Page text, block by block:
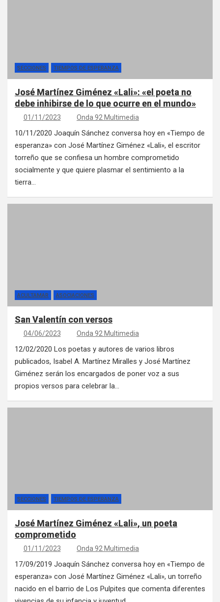
SECCIONES TIEMPOS DE ESPERANZA
José Martínez Giménez «Lali»: «el poeta no
debe inhibirse de lo que ocurre en el mundo»
01/11/2023 Onda 92 Multimedia
10/11/2020 Joaquín Sánchez conversa hoy en «Tiempo de
esperanza» con José Martínez Giménez «Lali», el escritor
torreño que se confiesa un hombre comprometido
socialmente y que quiere plasmar el sentimiento a la
tierra…
ACULTAMAR ASOCIACIONES
San Valentín con versos
04/06/2023 Onda 92 Multimedia
12/02/2020 Los poetas y autores de varios libros
publicados, Isabel A. Martínez Miralles y José Martínez
Giménez serán los encargados de poner voz a sus
propios versos para celebrar la…
SECCIONES TIEMPOS DE ESPERANZA
José Martínez Giménez «Lali», un poeta
comprometido
01/11/2023 Onda 92 Multimedia
17/09/2019 Joaquín Sánchez conversa hoy en «Tiempo de
esperanza» con José Martínez Giménez «Lali», un torreño
nacido en el barrio de Los Pulpites que comenta diferentes